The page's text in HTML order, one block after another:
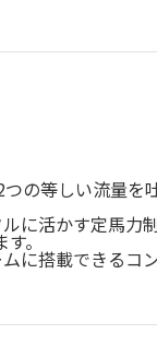
の等しい流量を
に活かす定馬力
す。
に搭載できるコ